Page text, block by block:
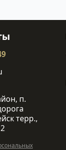
п.
терр.,